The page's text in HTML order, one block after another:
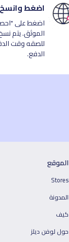
اضغط
اضغط على
الموثق. يتم
للصقه وقت
الدفع.
الموقع
Stores
المدونة
كيف
حول لوفن ديلز